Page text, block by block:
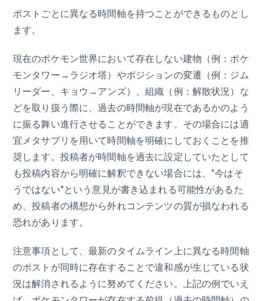
ポストごとに異なる時間軸を持つことができるものとし
ます。
現在のポケモン世界において存在しない建物（例：ポケ
モンタワー→ラジオ塔）やポジションの変遷（例：ジム
リーダー、キョウ→アンズ）、組織（例：解散状況）な
どを取り扱う際に、過去の時間軸が現在であるかのよう
に振る舞い進行させることができます。その場合には適
宜メタサプリを用いて時間軸を明確にしておくことを推
奨します。投稿者が時間軸を過去に設定していたとして
も投稿内容から明確に解釈できない場合には、”今はそ
うではない”という意見が書き込まれる可能性があるた
め、投稿者の構想から外れコンテンツの質が損なわれる
恐れがあります。
注意事項として、最新のタイムライン上に異なる時間軸
のポストが同時に存在することで違和感が生じている状
況は解消されるように努めてください。上記の例でいえ